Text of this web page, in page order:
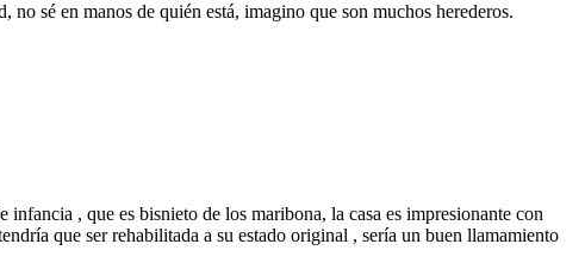
sé en manos de quién está, imagino que son muchos herederos.
, que es bisnieto de los maribona, la casa es impresionante con
que ser rehabilitada a su estado original , sería un buen llamamiento